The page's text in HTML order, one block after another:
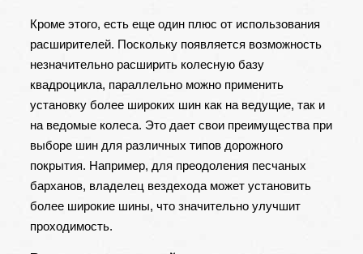
Кроме этого, есть еще один плюс от использования
расширителей. Поскольку появляется возможность
незначительно расширить колесную базу
квадроцикла, параллельно можно применить
установку более широких шин как на ведущие, так и
на ведомые колеса. Это дает свои преимущества при
выборе шин для различных типов дорожного
покрытия. Например, для преодоления песчаных
барханов, владелец вездехода может установить
более широкие шины, что значительно улучшит
проходимость.